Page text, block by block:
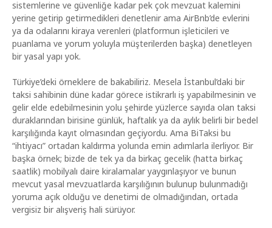
sistemlerine ve güvenliğe kadar pek çok mevzuat kalemini
yerine getirip getirmedikleri denetlenir ama AirBnb’de evlerini
ya da odalarını kiraya verenleri (platformun işleticileri ve
puanlama ve yorum yoluyla müşterilerden başka) denetleyen
bir yasal yapı yok.
Türkiye’deki örneklere de bakabiliriz. Mesela İstanbul’daki bir
taksi sahibinin düne kadar görece istikrarlı iş yapabilmesinin ve
gelir elde edebilmesinin yolu şehirde yüzlerce sayıda olan taksi
duraklarından birisine günlük, haftalık ya da aylık belirli bir bedel
karşılığında kayıt olmasından geçiyordu. Ama BiTaksi bu
“ihtiyacı” ortadan kaldırma yolunda emin adımlarla ilerliyor. Bir
başka örnek; bizde de tek ya da birkaç gecelik (hatta birkaç
saatlik) mobilyalı daire kiralamalar yaygınlaşıyor ve bunun
mevcut yasal mevzuatlarda karşılığının bulunup bulunmadığı
yoruma açık olduğu ve denetimi de olmadığından, ortada
vergisiz bir alışveriş hali sürüyor.